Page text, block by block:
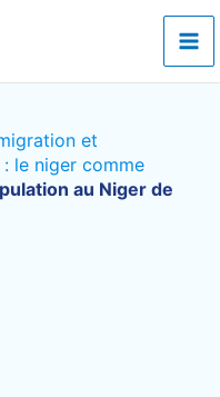
et
le niger comme
au Niger de